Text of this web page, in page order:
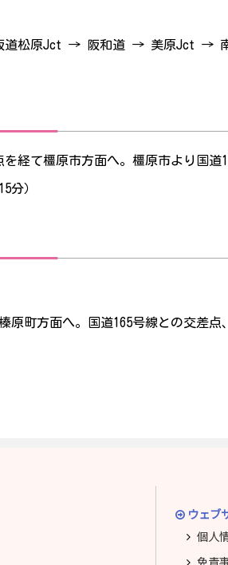
道松原Jct → 阪和道 → 美原Jct →
経て橿原市方面へ。橿原市より国道
分）
原町方面へ。国道165号線との交差
ウェブ
個人
免責